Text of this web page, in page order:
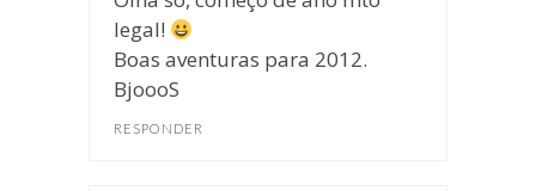
legal!
Boas aventuras para 2012.
BjoooS
RESPONDER